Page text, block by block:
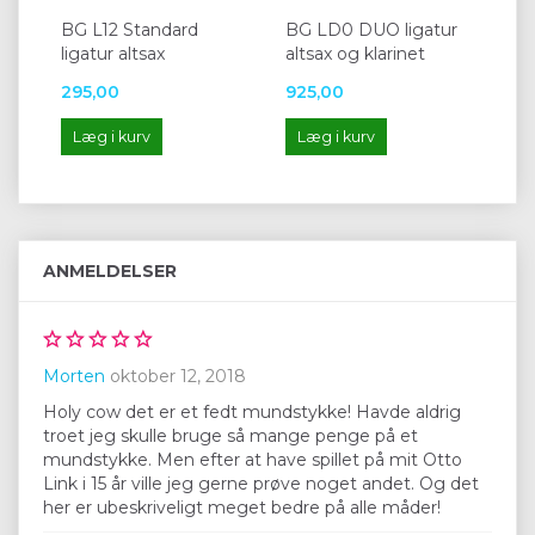
BG L12 Standard
ligatur altsax
295,00
Læg i kurv
BG LD0 DUO ligatur
altsax og klarinet
925,00
Læg i kurv
ANMELDELSER
Morten oktober 12, 2018
Holy cow det er et fedt mundstykke! Havde aldrig
troet jeg skulle bruge så mange penge på et
mundstykke. Men efter at have spillet på mit Otto
Link i 15 år ville jeg gerne prøve noget andet. Og det
her er ubeskriveligt meget bedre på alle måder!